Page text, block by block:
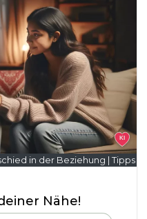
KI
in der Beziehung | Tipps
Nähe!